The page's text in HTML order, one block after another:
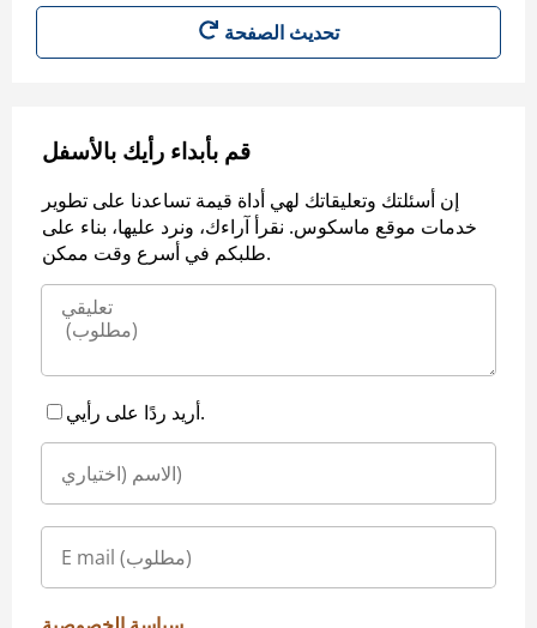
تحديث الصفحة
قم بأبداء رأيك بالأسفل
إن أسئلتك وتعليقاتك لهي أداة قيمة تساعدنا على تطوير
خدمات موقع ماسكوس. نقرأ آراءك، ونرد عليها، بناء على
طلبكم في أسرع وقت ممكن.
أريد ردًا على رأيي.